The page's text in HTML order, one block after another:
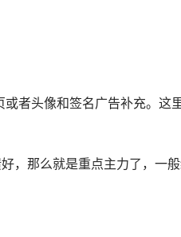
头像和签名广告补充。这
那么就是重点主力了，一